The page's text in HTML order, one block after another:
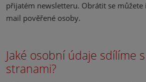
přijatém newsletteru. Obrátit se můžete
mail pověřené osoby.
Jaké osobní údaje sdílíme
stranami?